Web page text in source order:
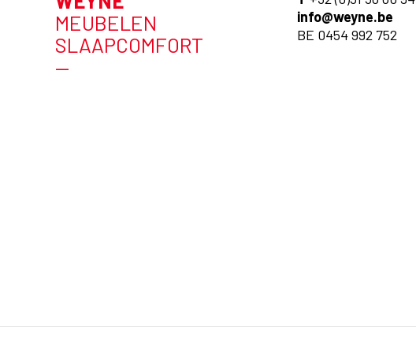
MEUBELEN
SLAAPCOMFORT
—
info@weyne.be
BE 0454 992 752